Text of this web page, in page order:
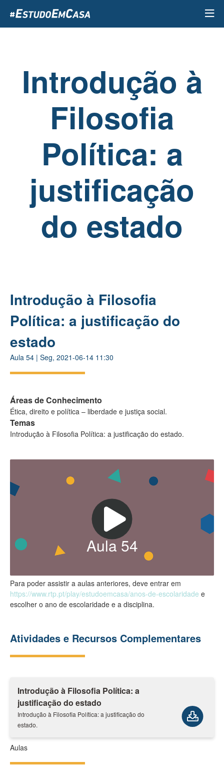
para
o
Introdução à
Filosofia
Política: a
justificação
do estado
Introdução à Filosofia
Política: a justificação do
estado
Aula 54 | Seg, 2021-06-14 11:30
Áreas de Conhecimento
Ética, direito e política – liberdade e justiça social.
Temas
Introdução à Filosofia Política: a justificação do estado.
Aula54
Para poder assistir a aulas anteriores, deve entrar em
https://www.rtp.pt/play/estudoemcasa/anos-de-escolaridade e
escolher o ano de escolaridade e a disciplina.
Atividades e Recursos Complementares
Introdução à Filosofia Política: a
justificação do estado
Introdução à Filosofia Política: a justificação do
estado.
Aulas